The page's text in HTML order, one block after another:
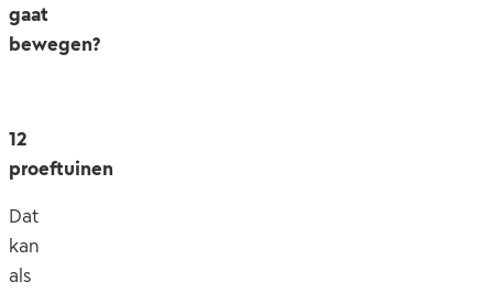
gaat
bewegen?
12
proeftuinen
Dat
kan
als